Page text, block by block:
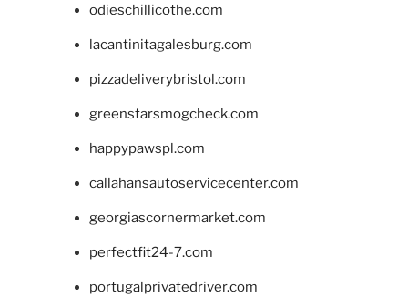
odieschillicothe.com
lacantinitagalesburg.com
pizzadeliverybristol.com
greenstarsmogcheck.com
happypawspl.com
callahansautoservicecenter.com
georgiascornermarket.com
perfectfit24-7.com
portugalprivatedriver.com